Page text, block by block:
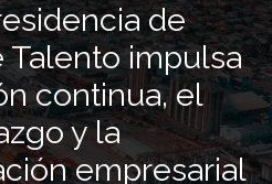
de
Talento impulsa
continua, el
y la
empresarial